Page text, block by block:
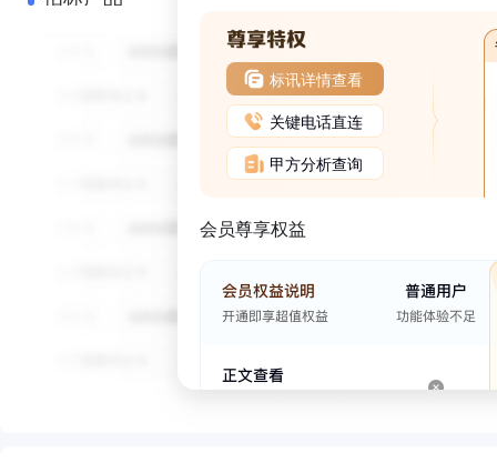
标讯详情查看
关键电话直连
甲方分析查询
会员尊享权益